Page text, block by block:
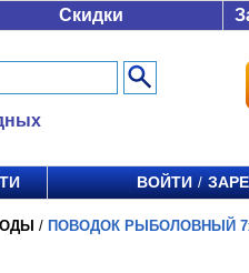
Скидки
ВОЙТИ /
/ ПОВОДОК РЫБОЛОВНЫЙ